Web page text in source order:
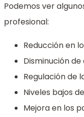
Podemos ver
profesional:
Reducción en
Disminución
Regulación de
Niveles bajos
Mejora en los